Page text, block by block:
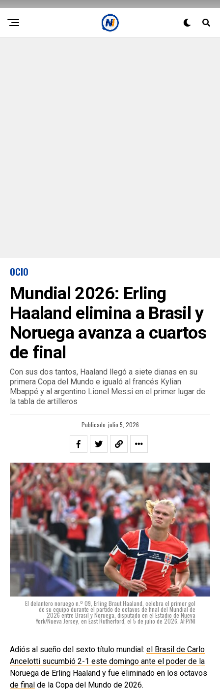
OCIO
Mundial 2026: Erling
Haaland elimina a Brasil y
Noruega avanza a cuartos
de final
Con sus dos tantos, Haaland llegó a siete dianas en su
primera Copa del Mundo e igualó al francés Kylian
Mbappé y al argentino Lionel Messi en el primer lugar de
la tabla de artilleros
Publicado julio 5, 2026
El delantero noruego n.º 09, Erling Braut Haaland, celebra el primer gol
de su equipo durante el partido de octavos de final del Mundial de
2026 entre Brasil y Noruega, disputado en el Estadio de Nueva
York/Nueva Jersey, en East Rutherford, el 5 de julio de 2026. AFP/NI
Adiós al sueño del sexto título mundial: el Brasil de Carlo
Ancelotti sucumbió 2-1 este domingo ante el poder de la
Noruega de Erling Haaland y fue eliminado en los octavos
de final de la Copa del Mundo de 2026.